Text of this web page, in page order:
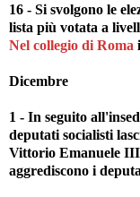
16 - Si svolgono le
lista più votata a
Nel collegio di Roma
Dicembre
1 - In seguito
deputati socialisti
Vittorio Emanuele
aggrediscono i